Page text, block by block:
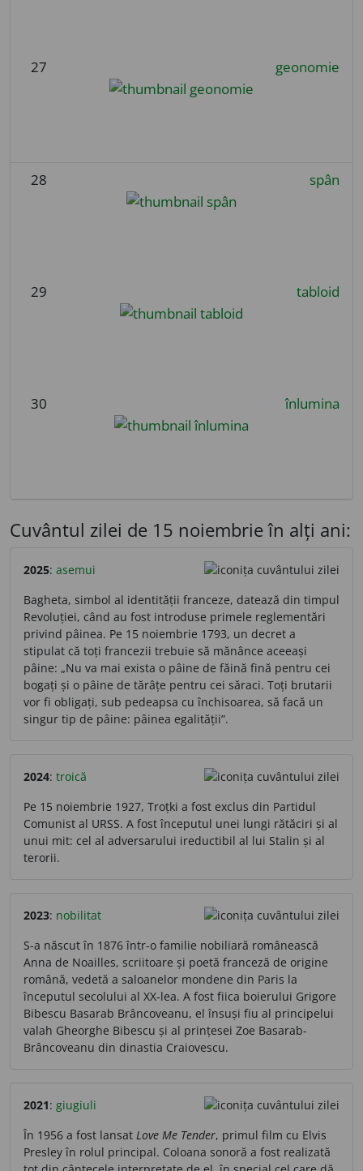
27 geonomie
28 spân
29 tabloid
30 înlumina
Cuvântul zilei de 15 noiembrie în alți ani:
2025: asemui
Bagheta, simbol al identității franceze, datează din timpul
Revoluției, când au fost introduse primele reglementări
privind pâinea. Pe 15 noiembrie 1793, un decret a
stipulat că toți francezii trebuie să mănânce aceeași
pâine: „Nu va mai exista o pâine de făină fină pentru cei
bogați și o pâine de tărâțe pentru cei săraci. Toți brutarii
vor fi obligați, sub pedeapsa cu închisoarea, să facă un
singur tip de pâine: pâinea egalității”.
2024: troică
Pe 15 noiembrie 1927, Troțki a fost exclus din Partidul
Comunist al URSS. A fost începutul unei lungi rătăciri și al
unui mit: cel al adversarului ireductibil al lui Stalin și al
terorii.
2023: nobilitat
S-a născut în 1876 într-o familie nobiliară românească
Anna de Noailles, scriitoare și poetă franceză de origine
română, vedetă a saloanelor mondene din Paris la
începutul secolului al XX-lea. A fost fiica boierului Grigore
Bibescu Basarab Brâncoveanu, el însuși fiu al principelui
valah Gheorghe Bibescu și al prințesei Zoe Basarab-
Brâncoveanu din dinastia Craiovescu.
2021: giugiuli
În 1956 a fost lansat Love Me Tender, primul film cu Elvis
Presley în rolul principal. Coloana sonoră a fost realizată